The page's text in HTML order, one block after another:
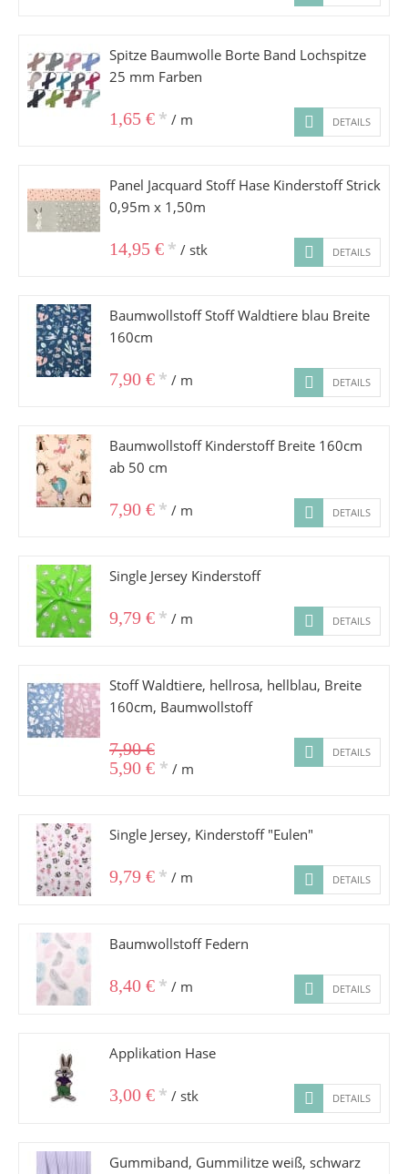
Spitze Baumwolle Borte Band Lochspitze
25 mm Farben
1,65 € * / m DETAILS
Panel Jacquard Stoff Hase Kinderstoff Strick
0,95m x 1,50m
14,95 € * / stk DETAILS
Baumwollstoff Stoff Waldtiere blau Breite
160cm
7,90 € * / m DETAILS
Baumwollstoff Kinderstoff Breite 160cm
ab 50 cm
7,90 € * / m DETAILS
Single Jersey Kinderstoff
9,79 € * / m DETAILS
Stoff Waldtiere, hellrosa, hellblau, Breite
160cm, Baumwollstoff
7,90 €
5,90 € * / m
DETAILS
Single Jersey, Kinderstoff "Eulen"
9,79 € * / m DETAILS
Baumwollstoff Federn
8,40 € * / m DETAILS
Applikation Hase
3,00 € * / stk DETAILS
Gummiband, Gummilitze weiß, schwarz